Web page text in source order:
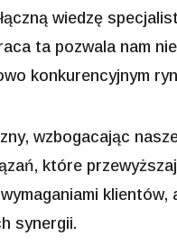
wiedzę
ta pozwala nam
konkurencyjnym
wzbogacając
które
klientów,
synergii.